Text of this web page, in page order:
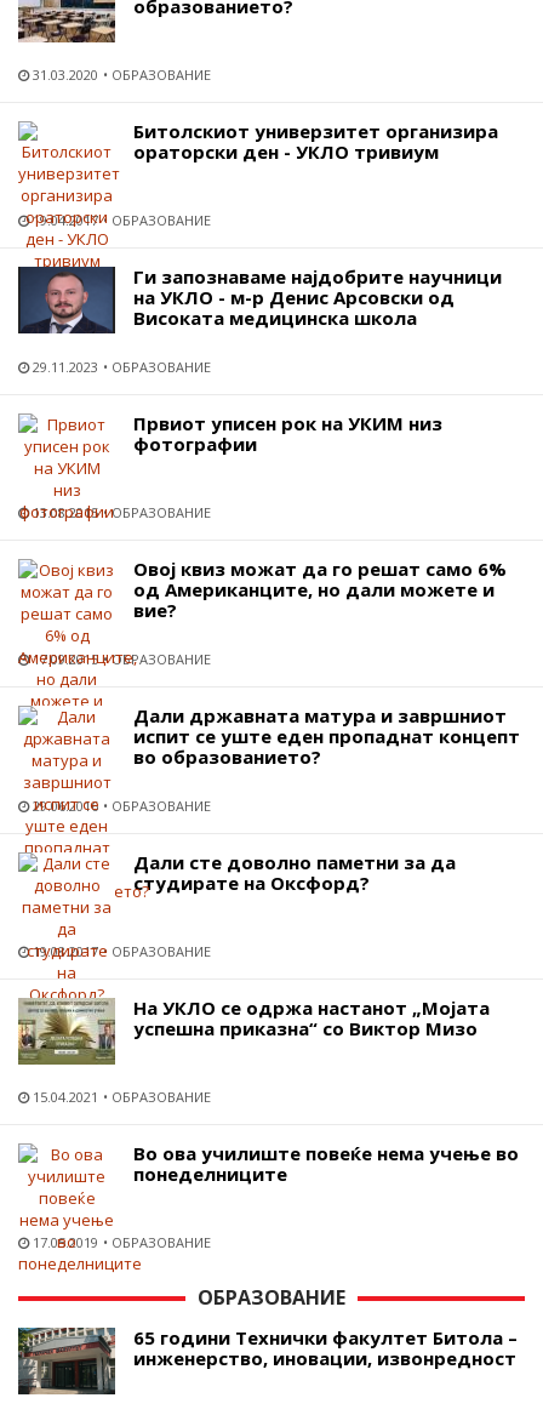
образованието?
31.03.2020 ОБРАЗОВАНИЕ
Битолскиот универзитет организира
ораторски ден - УКЛО тривиум
19.04.2017 ОБРАЗОВАНИЕ
Ги запознаваме најдобрите научници
на УКЛО - м-р Денис Арсовски од
Високата медицинска школа
29.11.2023 ОБРАЗОВАНИЕ
Првиот уписен рок на УКИМ низ
фотографии
13.08.2015 ОБРАЗОВАНИЕ
Овој квиз можат да го решат само 6%
од Aмериканците, но дали можете и
вие?
17.09.2015 ОБРАЗОВАНИЕ
Дали државната матура и завршниот
испит се уште еден пропаднат концепт
во образованието?
29.06.2016 ОБРАЗОВАНИЕ
Дали сте доволно паметни за да
студирате на Оксфорд?
19.08.2017 ОБРАЗОВАНИЕ
На УКЛО се одржа настанот „Мојата
успешна приказна“ со Виктор Мизо
15.04.2021 ОБРАЗОВАНИЕ
Во ова училиште повеќе нема учење во
понеделниците
17.05.2019 ОБРАЗОВАНИЕ
ОБРАЗОВАНИЕ
65 години Технички факултет Битола –
инженерство, иновации, извонредност